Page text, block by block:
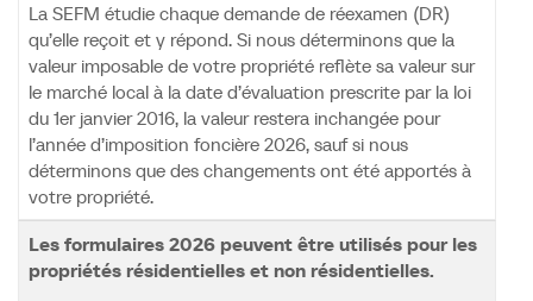
La SEFM étudie chaque demande de réexamen (DR)
qu’elle reçoit et y répond. Si nous déterminons que la
valeur imposable de votre propriété reflète sa valeur sur
le marché local à la date d’évaluation prescrite par la loi
du 1er janvier 2016, la valeur restera inchangée pour
l’année d’imposition foncière 2026, sauf si nous
déterminons que des changements ont été apportés à
votre propriété.
Les formulaires 2026 peuvent être utilisés pour les
propriétés résidentielles et non résidentielles.